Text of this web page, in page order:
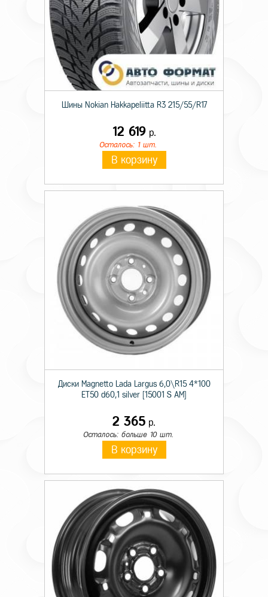
Шины Nokian Hakkapeliitta R3 215/55/R17
12 619р.
Осталось: 1 шт.
В корзину
Диски Magnetto Lada Largus 6,0\R15 4*100
ET50 d60,1 silver [15001 S AM]
2 365 р.
Осталось: больше 10 шт.
В корзину